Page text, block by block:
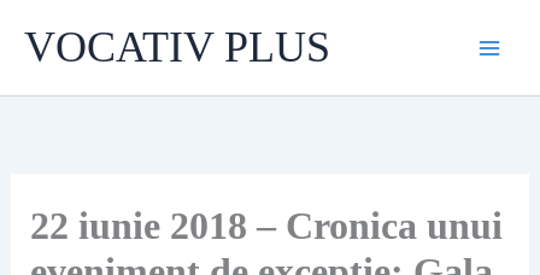
VOCATIV PLUS
22 iunie 2018 – Cronica unui